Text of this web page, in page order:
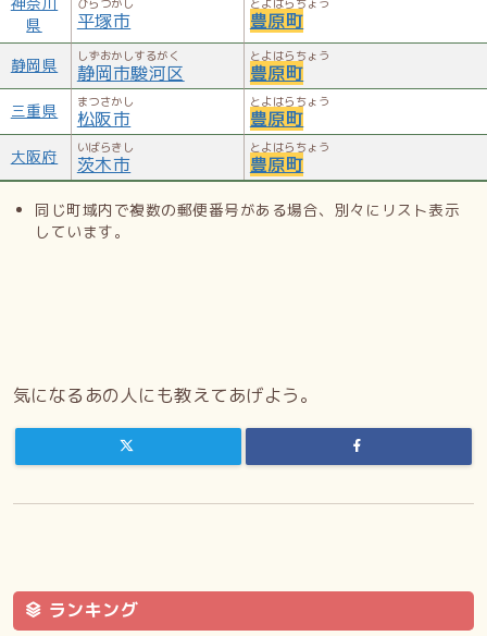
県
ひらつかし
平塚市
とよはらちょう
豊原町
静岡県 しずおかしするがく
静岡市駿河区
とよはらちょう
豊原町
三重県 まつさかし
松阪市
とよはらちょう
豊原町
大阪府 いばらきし
茨木市
とよはらちょう
豊原町
同じ町域内で複数の郵便番号がある場合、別々にリスト表示
しています。
気になるあの人にも教えてあげよう。
ランキング